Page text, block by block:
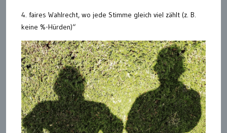
4. faires Wahlrecht, wo jede Stimme gleich viel zählt (z. B.
keine %-Hürden)“